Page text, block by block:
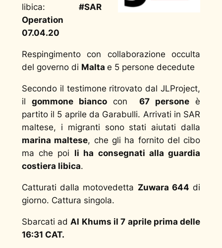
libica: #SAR
Operation
07.04.20
Respingimento con collaborazione occulta
del governo di Malta e 5 persone decedute
Secondo il testimone ritrovato dal JLProject,
il gommone biancocon67 persone è
partito il 5 aprile da Garabulli. Arrivati in SAR
maltese, i migranti sono stati aiutati dalla
marina maltese, che gli ha fornito del cibo
ma che poi li ha consegnati alla guardia
costiera libica.
Catturati dalla motovedetta Zuwara 644 di
giorno. Cattura singola.
Sbarcati ad Al Khums il 7 aprile prima delle
16:31 CAT.